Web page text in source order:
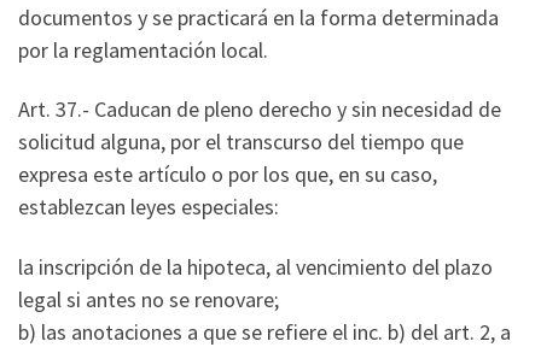
documentos y se practicará en la forma determinada
por la reglamentación local.
Art. 37.- Caducan de pleno derecho y sin necesidad de
solicitud alguna, por el transcurso del tiempo que
expresa este artículo o por los que, en su caso,
establezcan leyes especiales:
la inscripción de la hipoteca, al vencimiento del plazo
legal si antes no se renovare;
b) las anotaciones a que se refiere el inc. b) del art. 2, a